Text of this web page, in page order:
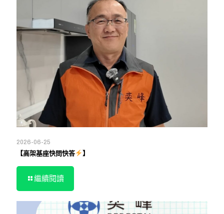
2026-06-25
【高架基座快問快答
】
繼續閱讀